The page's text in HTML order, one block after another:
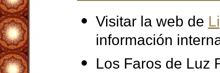
Visitar la web de
información
Los Faros de Luz